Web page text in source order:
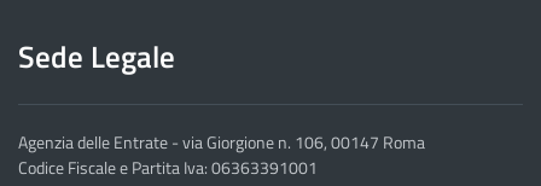
Sede Legale
Agenzia delle Entrate - via Giorgione n. 106, 00147 Roma
Codice Fiscale e Partita Iva: 06363391001